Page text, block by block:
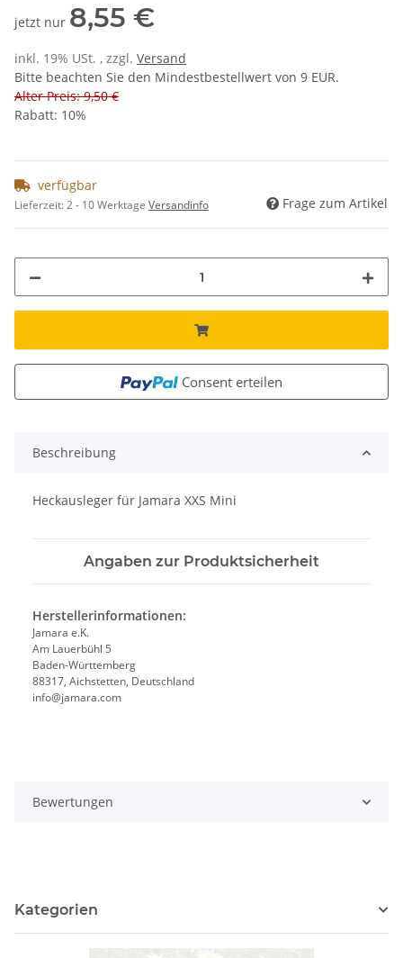
jetzt nur 8,55 €
inkl. 19% USt. , zzgl. Versand
Bitte beachten Sie den Mindestbestellwert von 9 EUR.
Alter Preis: 9,50 €
Rabatt: 10%
verfügbar
Lieferzeit:2 - 10 Werktage Versandinfo Frage zum Artikel
Consent erteilen
Beschreibung
Heckausleger für Jamara XXS Mini
Angaben zur Produktsicherheit
Herstellerinformationen:
Jamara e.K.
Am Lauerbühl 5
Baden-Württemberg
88317, Aichstetten, Deutschland
info@jamara.com
Bewertungen
Kategorien